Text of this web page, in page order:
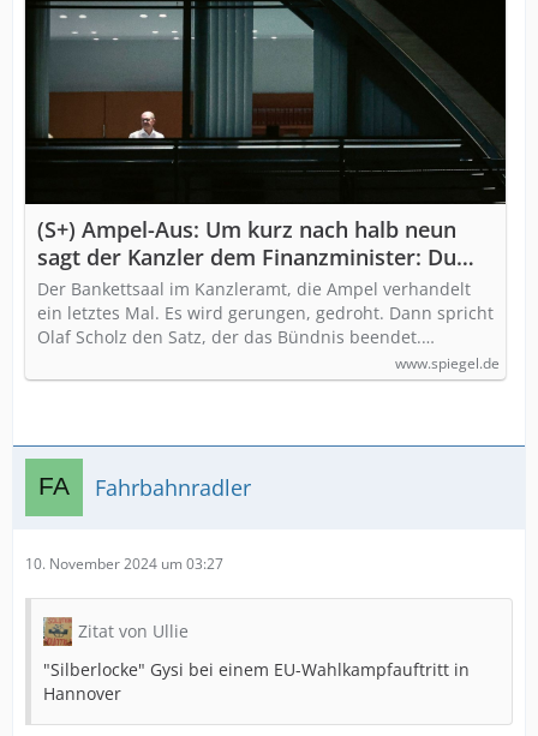
(S+) Ampel-Aus: Um kurz nach halb neun
sagt der Kanzler dem Finanzminister: Du
bist raus
Der Bankettsaal im Kanzleramt, die Ampel verhandelt
ein letztes Mal. Es wird gerungen, gedroht. Dann spricht
Olaf Scholz den Satz, der das Bündnis beendet.…
www.spiegel.de
Fahrbahnradler
10. November 2024 um 03:27
Zitat von Ullie
"Silberlocke" Gysi bei einem EU-Wahlkampfauftritt in
Hannover